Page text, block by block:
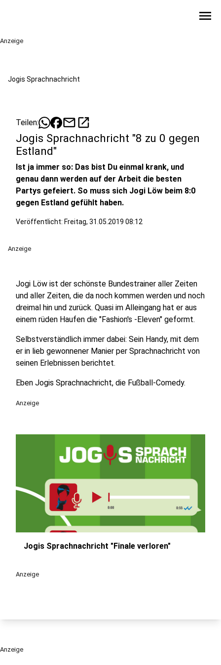
menu
Anzeige
Jogis Sprachnachricht
Teilen: mailopen_in_new
Jogis Sprachnachricht "8 zu 0 gegen
Estland"
Ist ja immer so: Das bist Du einmal krank, und
genau dann werden auf der Arbeit die besten
Partys gefeiert. So muss sich Jogi Löw beim 8:0
gegen Estland gefühlt haben.
Veröffentlicht: Freitag, 31.05.2019 08:12
Anzeige
Jogi Löw ist der schönste Bundestrainer aller Zeiten
und aller Zeiten, die da noch kommen werden und noch
dreimal hin und zurück. Quasi im Alleingang hat er aus
einem rüden Haufen die "Fashion's -Eleven" geformt.
Selbstverständlich immer dabei: Sein Handy, mit dem
er in lieb gewonnener Manier per Sprachnachricht von
seinen Erlebnissen berichtet.
Eben Jogis Sprachnachricht, die Fußball-Comedy.
Anzeige
Jogis Sprachnachricht "Finale verloren"
Anzeige
Anzeige